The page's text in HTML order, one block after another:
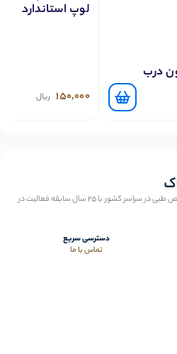
لوپ استاندارد
150,000 ریال
ارایه دهنده تجهیزات آزمایشگاهی و تشخیص طبی در سراسر کشور با 25 سال سابقه فعالیت در
دسترسی سریع
تماس با ما